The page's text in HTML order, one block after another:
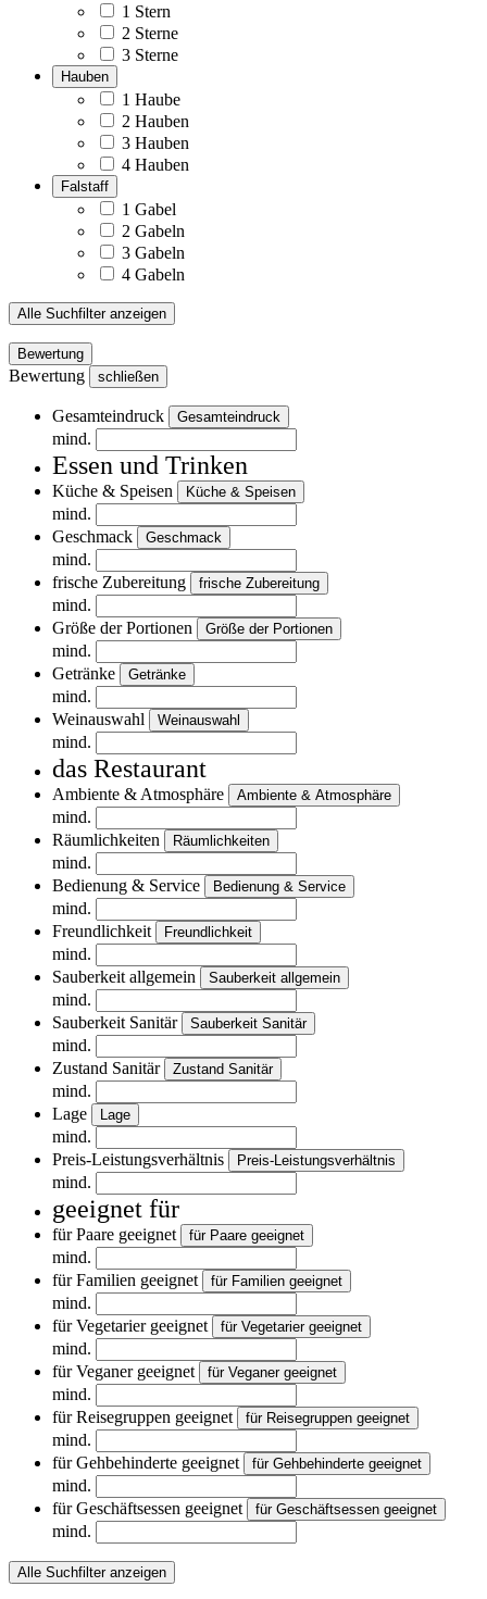
1 Stern
2 Sterne
3 Sterne
Hauben
1 Haube
2 Hauben
3 Hauben
4 Hauben
Falstaff
1 Gabel
2 Gabeln
3 Gabeln
4 Gabeln
Alle Suchfilter anzeigen
Bewertung
Bewertung schließen
Gesamteindruck Gesamteindruck
mind.
Essen und Trinken
Küche & Speisen Küche & Speisen
mind.
Geschmack
Geschmack
mind.
frische Zubereitung
frische Zubereitung
mind.
Größe der Portionen
Größe der Portionen
mind.
Getränke
Getränke
mind.
Weinauswahl
Weinauswahl
mind.
das Restaurant
Ambiente & Atmosphäre Ambiente & Atmosphäre
mind.
Räumlichkeiten
Räumlichkeiten
mind.
Bedienung & Service
Bedienung & Service
mind.
Freundlichkeit
Freundlichkeit
mind.
Sauberkeit allgemein
Sauberkeit allgemein
mind.
Sauberkeit Sanitär
Sauberkeit Sanitär
mind.
Zustand Sanitär
Zustand Sanitär
mind.
Lage
Lage
mind.
Preis-Leistungsverhältnis
Preis-Leistungsverhältnis
mind.
geeignet für
für Paare geeignet für Paare geeignet
mind.
für Familien geeignet
für Familien geeignet
mind.
für Vegetarier geeignet
für Vegetarier geeignet
mind.
für Veganer geeignet
für Veganer geeignet
mind.
für Reisegruppen geeignet
für Reisegruppen geeignet
mind.
für Gehbehinderte geeignet
für Gehbehinderte geeignet
mind.
für Geschäftsessen geeignet
für Geschäftsessen geeignet
mind.
Alle Suchfilter anzeigen